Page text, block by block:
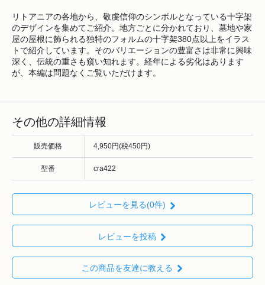
リトアニアの各地から、敬虔信仰のシンボルとなっている十字架
のデザインを集めてご紹介。地方ごとに分かれており、墓地や家
屋の屋根に飾られる独特のフォルムの十字架380点以上をイラス
トで紹介しています。そのバリエーションの豊富さは非常に興味
深く、伝統の重さも窺い知れます。経年による劣化はあります
が、本編は問題なくご覧いただけます。
その他の詳細情報
販売価格 4,950円(税450円)
型番 cra422
レビューを見る(0件)
レビューを投稿
この商品を友達に教える